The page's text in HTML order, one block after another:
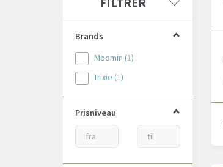
Brands
Moomin (1)
Trixie (1)
Prisniveau